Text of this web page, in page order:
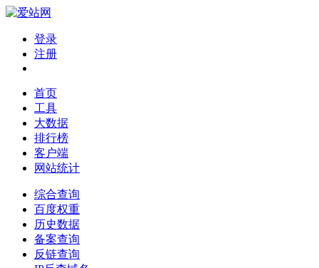
登录
注册
首页
工具
大数据
排行榜
客户端
网站统计
综合查询
百度权重
历史数据
备案查询
反链查询